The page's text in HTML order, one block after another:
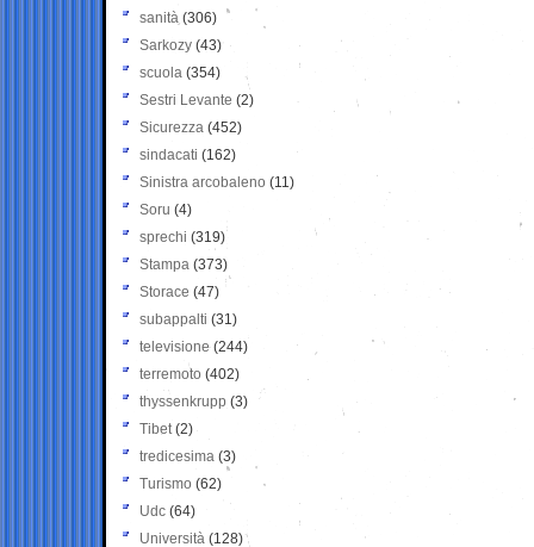
sanità (306)
Sarkozy (43)
scuola (354)
Sestri Levante (2)
Sicurezza (452)
sindacati (162)
Sinistra arcobaleno (11)
Soru (4)
sprechi (319)
Stampa (373)
Storace (47)
subappalti (31)
televisione(244)
terremoto (402)
thyssenkrupp (3)
Tibet(2)
tredicesima (3)
Turismo (62)
Udc (64)
Università (128)